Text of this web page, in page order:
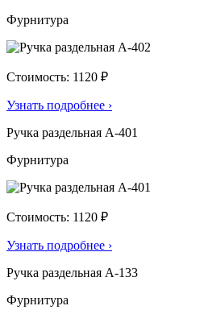
Фурнитура
Стоимость: 1120 ₽
Узнать подробнее ›
Ручка раздельная А-401
Фурнитура
Стоимость: 1120 ₽
Узнать подробнее ›
Ручка раздельная А-133
Фурнитура